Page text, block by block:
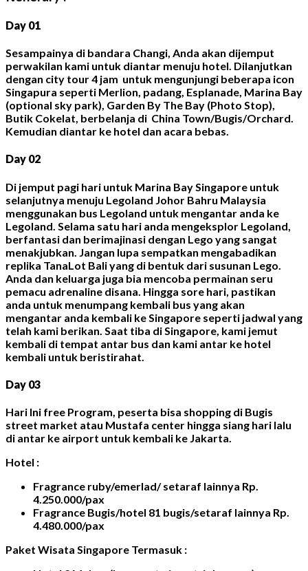
Day 01
Sesampainya di bandara Changi, Anda akan dijemput
perwakilan kami untuk diantar menuju hotel. Dilanjutkan
dengan city tour 4 jam untuk mengunjungi beberapa icon
Singapura seperti Merlion, padang, Esplanade, Marina Bay
(optional sky park), Garden By The Bay (Photo Stop),
Butik Cokelat, berbelanja di China Town/Bugis/Orchard.
Kemudian diantar ke hotel dan acara bebas.
Day 02
Di jemput pagi hari untuk Marina Bay Singapore untuk
selanjutnya menuju Legoland Johor Bahru Malaysia
menggunakan bus Legoland untuk mengantar anda ke
Legoland. Selama satu hari anda mengeksplor Legoland,
berfantasi dan berimajinasi dengan Lego yang sangat
menakjubkan. Jangan lupa sempatkan mengabadikan
replika TanaLot Bali yang di bentuk dari susunan Lego.
Anda dan keluarga juga bia mencoba permainan seru
pemacu adrenaline disana. Hingga sore hari, pastikan
anda untuk menumpang kembali bus yang akan
mengantar anda kembali ke Singapore seperti jadwal yang
telah kami berikan. Saat tiba di Singapore, kami jemut
kembali di tempat antar bus dan kami antar ke hotel
kembali untuk beristirahat.
Day 03
Hari Ini free Program, peserta bisa shopping di Bugis
street market atau Mustafa center hingga siang hari lalu
di antar ke airport untuk kembali ke Jakarta.
Hotel :
Fragrance ruby/emerlad/ setaraf lainnya Rp.
4.250.000/pax
Fragrance Bugis/hotel 81 bugis/setaraf lainnya Rp.
4.480.000/pax
Paket Wisata Singapore Termasuk :